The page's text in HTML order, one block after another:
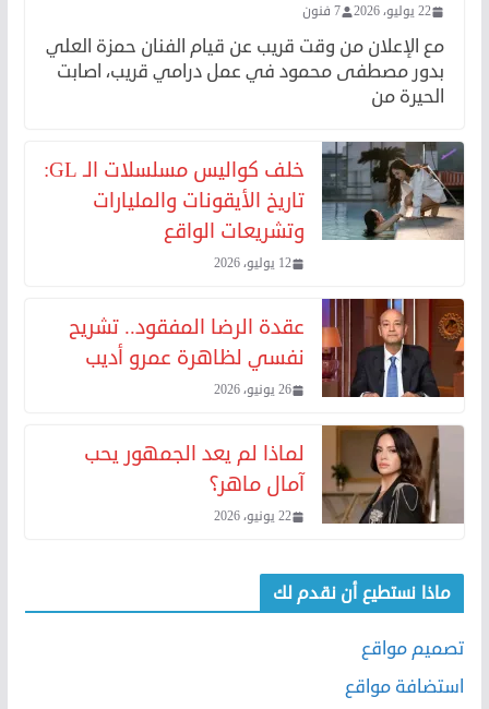
22 يوليو، 2026 7 فنون
مع الإعلان من وقت قريب عن قيام الفنان حمزة العلي
بدور مصطفى محمود في عمل درامي قريب، اصابت
الحيرة من
خلف كواليس مسلسلات الـ GL:
تاريخ الأيقونات والمليارات
وتشريعات الواقع
12 يوليو، 2026
عقدة الرضا المفقود.. تشريح
نفسي لظاهرة عمرو أديب
26 يونيو، 2026
لماذا لم يعد الجمهور يحب
آمال ماهر؟
22 يونيو، 2026
ماذا نستطيع أن نقدم لك
تصميم مواقع
استضافة مواقع